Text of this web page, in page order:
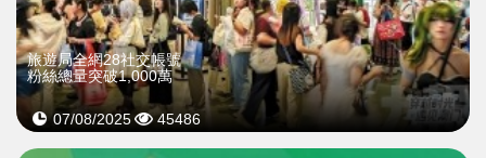
旅遊局全網28社交帳號
粉絲總量突破1,000萬
07/08/2025 45486